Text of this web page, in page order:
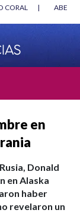
CORAL |
en
Donald
en Alaska
haber
revelaron un